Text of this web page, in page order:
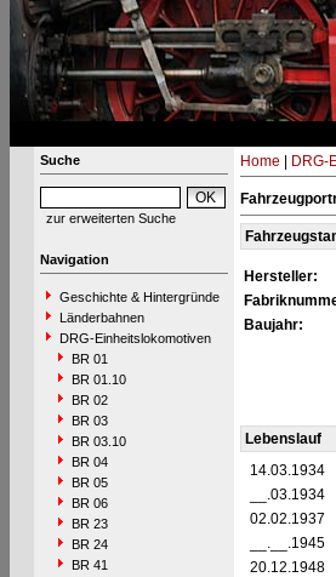
Suche
zur erweiterten Suche
Navigation
Geschichte & Hintergründe
Länderbahnen
DRG-Einheitslokomotiven
BR 01
BR 01.10
BR 02
BR 03
BR 03.10
BR 04
BR 05
BR 06
BR 23
BR 24
BR 41
Home DRG-
Hersteller:
Baujahr:
Lebenslauf
14.03.1934
__.03.1934
02.02.1937
__.__.1945
20.12.1948